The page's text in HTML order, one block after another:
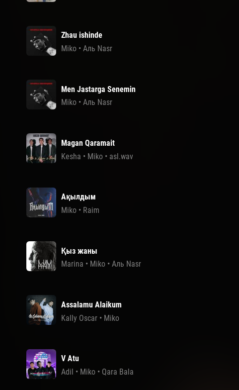
Zhau ishinde
Miko• Аль Nasr
Men Jastarga Senemin
Miko• Аль Nasr
Magan Qaramait
Kesha • Miko• asl.wav
Ақылдым
Miko• Raim
Қыз жаны
Marina • Miko• Аль Nasr
Assalamu Alaikum
Kally Oscar• Miko
V Atu
Adil • Miko• Qara Bala